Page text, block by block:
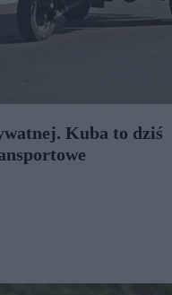
Kuba to dziś